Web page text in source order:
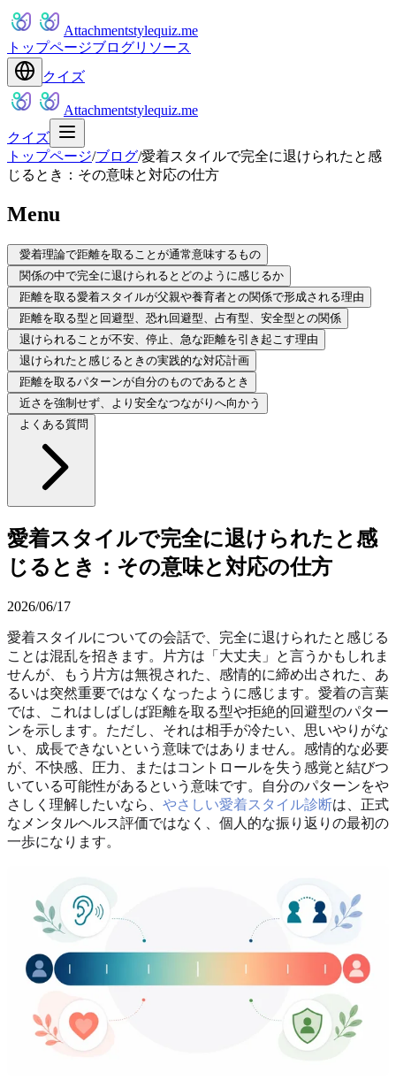
Attachmentstylequiz.me
トップページブログリソース
クイズ
Attachmentstylequiz.me
クイズ
トップページ/ブログ/愛着スタイルで完全に退けられたと感
じるとき：その意味と対応の仕方
Menu
愛着理論で距離を取ることが通常意味するもの
関係の中で完全に退けられるとどのように感じるか
距離を取る愛着スタイルが父親や養育者との関係で形成される理由
距離を取る型と回避型、恐れ回避型、占有型、安全型との関係
退けられることが不安、停止、急な距離を引き起こす理由
退けられたと感じるときの実践的な対応計画
距離を取るパターンが自分のものであるとき
近さを強制せず、より安全なつながりへ向かう
よくある質問
愛着スタイルで完全に退けられたと感
じるとき：その意味と対応の仕方
2026/06/17
愛着スタイルについての会話で、完全に退けられたと感じる
ことは混乱を招きます。片方は「大丈夫」と言うかもしれま
せんが、もう片方は無視された、感情的に締め出された、あ
るいは突然重要ではなくなったように感じます。愛着の言葉
では、これはしばしば距離を取る型や拒絶的回避型のパター
ンを示します。ただし、それは相手が冷たい、思いやりがな
い、成長できないという意味ではありません。感情的な必要
が、不快感、圧力、またはコントロールを失う感覚と結びつ
いている可能性があるという意味です。自分のパターンをや
さしく理解したいなら、 やさしい愛着スタイル診断は、正式
なメンタルヘルス評価ではなく、個人的な振り返りの最初の
一歩になります。